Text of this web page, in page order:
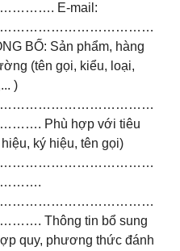
E-mail:
Sản phẩm, hàng
(tên gọi, kiểu, loại,
)
Phù hợp với tiêu
ký hiệu, tên gọi)
tin bổ sung
quy, phương thức đánh